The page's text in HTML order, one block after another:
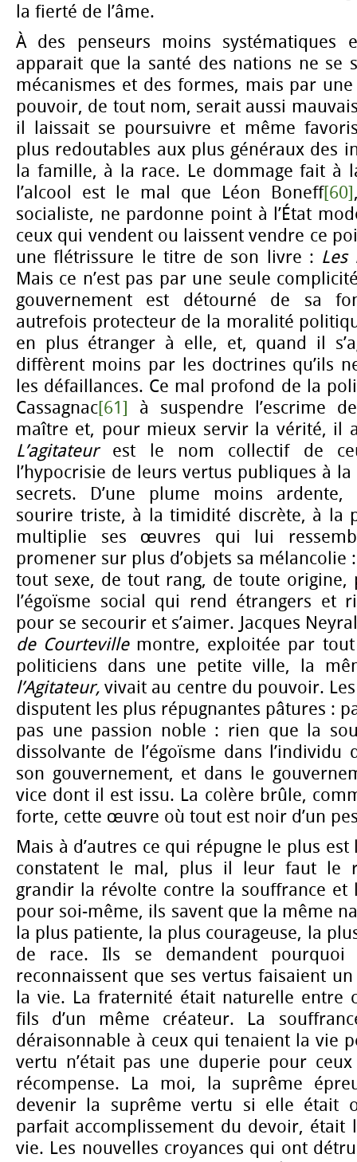
la fierté de l’âme.
À des penseurs moins systématiques
apparait que la santé des nations ne se
mécanismes et des formes, mais par
pouvoir, de tout nom, serait aussi
il laissait se poursuivre et même
plus redoutables aux plus généraux des
la famille, à la race. Le dommage fait à
l’alcool est le mal que Léon Boneff[60]
socialiste, ne pardonne point à l’État
ceux qui vendent ou laissent vendre ce
une flétrissure le titre de son livre : Les
Mais ce n’est pas par une seule
gouvernement est détourné de sa
autrefois protecteur de la moralité
en plus étranger à elle, et, quand il
diffèrent moins par les doctrines qu’ils
les défaillances. Ce mal profond de la
Cassagnac[61] à suspendre l’escrime
maître et, pour mieux servir la vérité, il
L’agitateur est le nom collectif de
l’hypocrisie de leurs vertus publiques à
secrets. D’une plume moins ardente,
sourire triste, à la timidité discrète, à la
multiplie ses œuvres qui lui
promener sur plus d’objets sa mélancolie
tout sexe, de tout rang, de toute origine,
l’égoïsme social qui rend étrangers et
pour se secourir et s’aimer. Jacques Neyral
de Courtevillemontre, exploitée par
politiciens dans une petite ville, la
l’Agitateur,vivait au centre du pouvoir.
disputent les plus répugnantes pâtures :
pas une passion noble : rien que la
dissolvante de l’égoïsme dans
son gouvernement, et dans le
vice dont il est issu. La colère brûle,
forte, cette œuvre où tout est noir d’un
Mais à d’autres ce qui répugne le plus
constatent le mal, plus il leur faut le
grandir la révolte contre la souffrance et
pour soi-même, ils savent que la même
la plus patiente, la plus courageuse, la
de race. Ils se demandent
reconnaissent que ses vertus faisaient
la vie. La fraternité était naturelle entre
fils d’un même créateur. La
déraisonnable à ceux qui tenaient la vie
vertu n’était pas une duperie pour
récompense. La moi, la suprême
devenir la suprême vertu si elle était
parfait accomplissement du devoir, était
vie. Les nouvelles croyances qui ont